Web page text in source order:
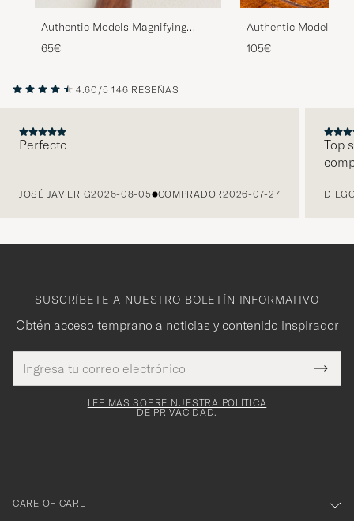
Authentic Models Magnifying
Glass
65€
Authentic Models
With Compass
105€
4.60/5 146 RESEÑAS
Perfecto
JOSÉ JAVIER G2026-08-05 COMPRADOR2026-07-27
Top
SUSCRÍBETE A NUESTRO BOLETÍN INFORMATIVO
Obtén acceso temprano a noticias y contenido inspirador
de
correo
Este
es
¡Gracias
por
suscribirte
boletín!
LEE MÁS SOBRE NUESTRA POLÍTICA
DE PRIVACIDAD.
CARE OF CARL